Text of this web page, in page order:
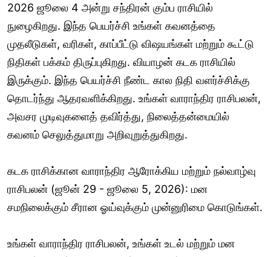
2026 ஜூலை 4 அன்று சந்திரன் கும்ப ராசியில்
நுழைகிறது. இந்த பெயர்ச்சி உங்கள் கவனத்தை
முதலீடுகள், வரிகள், காப்பீட்டு விஷயங்கள் மற்றும் கூட்டு
நிதிகள் பக்கம் திருப்புகிறது. வியாழன் கடக ராசியில்
இருக்கும். இந்த பெயர்ச்சி நீண்ட கால நிதி வளர்ச்சிக்கு
தொடர்ந்து ஆதரவளிக்கிறது. உங்கள் வாராந்திர ராசிபலன்,
அவசர முடிவுகளைத் தவிர்த்து, நிலைத்தன்மையில்
கவனம் செலுத்துமாறு அறிவுறுத்துகிறது.
கடக ராசிக்கான வாராந்திர ஆரோக்கிய மற்றும் நல்வாழ்வு
ராசிபலன் (ஜூன் 29 - ஜூலை 5, 2026): மன
சமநிலைக்கும் சீரான ஓய்வுக்கும் முன்னுரிமை கொடுங்கள்.
உங்கள் வாராந்திர ராசிபலன், உங்கள் உடல் மற்றும் மன